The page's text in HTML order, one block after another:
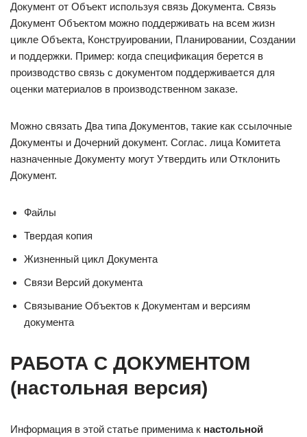
Документ от Объект используя связь Документа. Связь
Документ Объектом можно поддерживать на всем жизн
цикле Объекта, Конструировании, Планировании, Создании
и поддержки. Пример: когда спецификация берется в
производство связь с документом поддерживается для
оценки материалов в производственном заказе.
Можно связать Два типа Документов, такие как ссылочные
Документы и Дочерний документ. Соглас. лица Комитета
назначенные Документу могут Утвердить или Отклонить
Документ.
Файлы
Твердая копия
Жизненный цикл Документа
Связи Версий документа
Связывание Объектов к Документам и версиям
документа
РАБОТА С ДОКУМЕНТОМ
(настольная версия)
Информация в этой статье применима к настольной